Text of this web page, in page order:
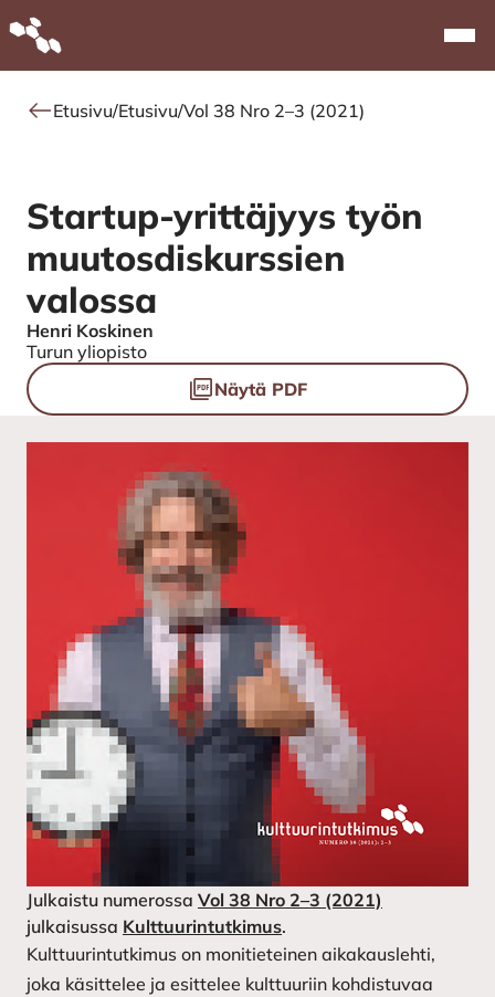
Alkuun
Etusivu/Etusivu/Vol 38 Nro 2–3 (2021)
Startup-yrittäjyys työn
muutosdiskurssien
valossa
Authors
Henri Koskinen
Turun yliopisto
Tiedostot
Näytä PDF
Julkaistu numerossa Vol 38 Nro 2–3 (2021)
julkaisussa Kulttuurintutkimus.
Kulttuurintutkimus on monitieteinen aikakauslehti,
joka käsittelee ja esittelee kulttuuriin kohdistuvaa